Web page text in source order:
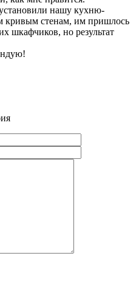
нашу кухню-
кривым стенам, им пришлось
шкафчиков, но результат